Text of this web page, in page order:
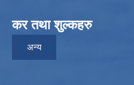
कर तथा शुल्कहरु
अन्य